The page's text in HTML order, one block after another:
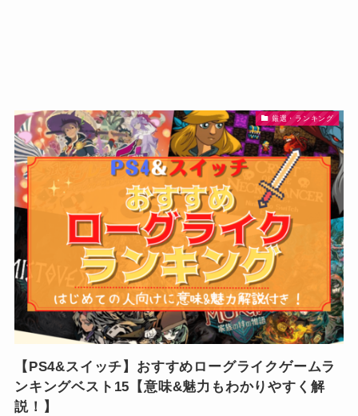
厳選・ランキング
【PS4&スイッチ】おすすめローグライクゲームラ
ンキングベスト15【意味&魅力もわかりやすく解
説！】